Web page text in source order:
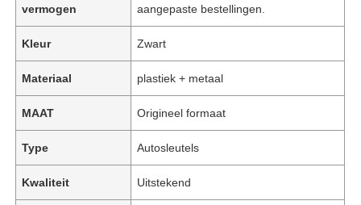
vermogen
aangepaste bestellingen.
Kleur Zwart
Materiaal plastiek + metaal
MAAT Origineel formaat
Type Autosleutels
Kwaliteit Uitstekend